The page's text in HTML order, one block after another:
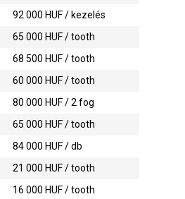
92 000 HUF / kezelés
65 000 HUF / tooth
68 500 HUF / tooth
60 000 HUF / tooth
80 000 HUF / 2 fog
65 000 HUF / tooth
84 000 HUF / db
21 000 HUF / tooth
16 000 HUF / tooth